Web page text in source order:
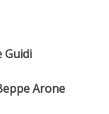
Guidi
Arone